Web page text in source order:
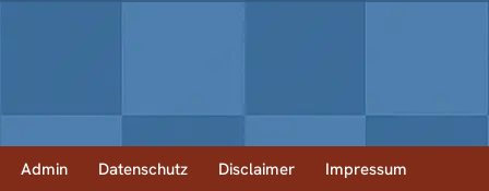
Admin Datenschutz Disclaimer Impressum